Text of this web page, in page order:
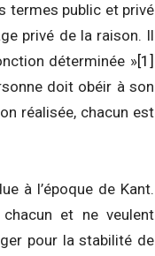
termes public et privé
privé de la raison. Il
déterminée »[1]
doit obéir à son
réalisée, chacun est
à l’époque de Kant.
et ne veulent
pour la stabilité de